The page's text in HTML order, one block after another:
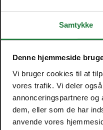
Samtykke
Denne hjemmeside
Vi bruger cookies til at
vores trafik. Vi deler
annonceringspartnere og
dem, eller som de har
anvende vores